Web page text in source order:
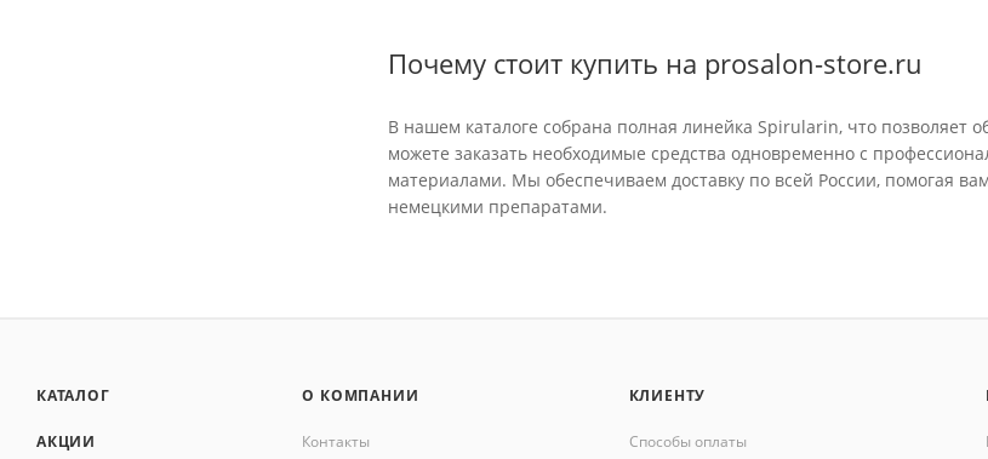
Почему стоит купить на prosalon-store.ru
В нашем каталоге собрана полная линейка Spirularin, что
можете заказать необходимые средства одновременно с
материалами. Мы обеспечиваем доставку по всей России, помогая
немецкими препаратами.
КАТАЛОГ
АКЦИИ
О КОМПАНИИ
Контакты
КЛИЕНТУ
Способы оплаты